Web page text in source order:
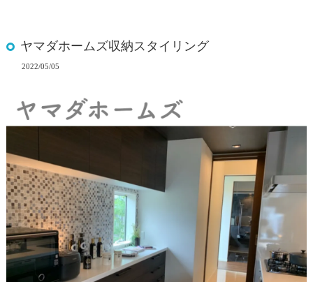
ヤマダホームズ収納スタイリング
2022/05/05